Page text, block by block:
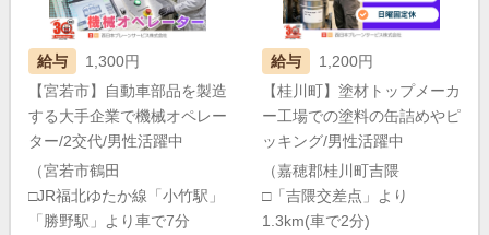
給与
1,300円
【宮若市】自動車部品を製造
する大手企業で機械オペレー
ター/2交代/男性活躍中
（宮若市鶴田
□JR福北ゆたか線「小竹駅」
「勝野駅」より車で7分
給与
1,200円
【桂川町】塗材トップメーカ
ー工場での塗料の缶詰めやピ
ッキング/男性活躍中
（嘉穂郡桂川町吉隈
□「吉隈交差点」より
1.3km(車で2分)